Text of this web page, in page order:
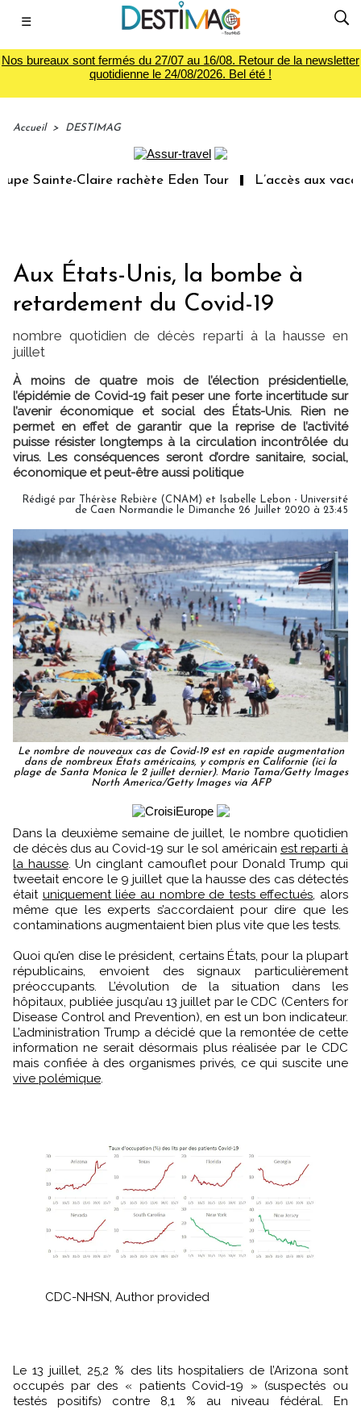
☰
Nos bureaux sont fermés du 27/07 au 16/08. Retour de la newsletter
quotidienne le 24/08/2026. Bel été !
Accueil > DESTIMAG
Sainte-Claire rachète Eden Tour L’accès aux
Aux États-Unis, la bombe à
retardement du Covid-19
nombre quotidien de décès reparti à la hausse en
juillet
À moins de quatre mois de l’élection présidentielle,
l’épidémie de Covid-19 fait peser une forte incertitude sur
l’avenir économique et social des États-Unis. Rien ne
permet en effet de garantir que la reprise de l’activité
puisse résister longtemps à la circulation incontrôlée du
virus. Les conséquences seront d’ordre sanitaire, social,
économique et peut-être aussi politique
Rédigé par Thérèse Rebière (CNAM) et Isabelle Lebon - Université
de Caen Normandie le Dimanche 26 Juillet 2020 à 23:45
Le nombre de nouveaux cas de Covid-19 est en rapide augmentation
dans de nombreux États américains, y compris en Californie (ici la
plage de Santa Monica le 2 juillet dernier). Mario Tama/Getty Images
North America/Getty Images via AFP
Dans la deuxième semaine de juillet, le nombre quotidien
de décès dus au Covid-19 sur le sol américain est reparti à
la hausse. Un cinglant camouflet pour Donald Trump qui
tweetait encore le 9 juillet que la hausse des cas détectés
était uniquement liée au nombre de tests effectués, alors
même que les experts s’accordaient pour dire que les
contaminations augmentaient bien plus vite que les tests.
Quoi qu’en dise le président, certains États, pour la plupart
républicains, envoient des signaux particulièrement
préoccupants. L’évolution de la situation dans les
hôpitaux, publiée jusqu’au 13 juillet par le CDC (Centers for
Disease Control and Prevention), en est un bon indicateur.
L’administration Trump a décidé que la remontée de cette
information ne serait désormais plus réalisée par le CDC
mais confiée à des organismes privés, ce qui suscite une
vive polémique.
CDC-NHSN, Author provided
Le 13 juillet, 25,2 % des lits hospitaliers de l’Arizona sont
occupés par des « patients Covid-19 » (suspectés ou
testés positifs) contre 8,1 % au niveau fédéral. En